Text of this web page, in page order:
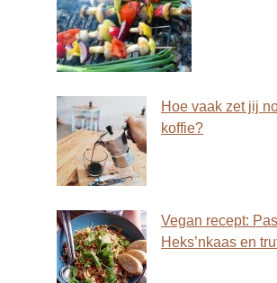
Hoe vaak zet jij
koffie?
Vegan recept:
Heks’nkaas en